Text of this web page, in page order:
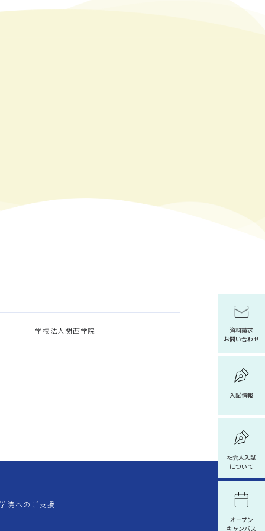
資料請求
お問い合わせ
入試情報
社会人入試
について
オープン
キャンパス
学校法人関西学院
院へのご支援